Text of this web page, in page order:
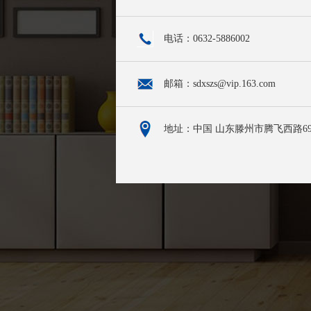
电话：0632-5886002
邮箱：sdxszs@vip.163.com
地址：中国 山东滕州市腾飞西路